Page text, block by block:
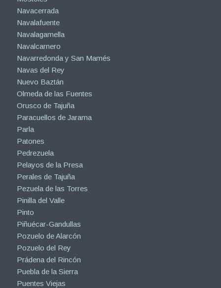
Navacerrada
Navalafuente
Navalagamella
Navalcarnero
Navarredonda y San Mamés
Navas del Rey
Nuevo Baztán
Olmeda de las Fuentes
Orusco de Tajuña
Paracuellos de Jarama
Parla
Patones
Pedrezuela
Pelayos de la Presa
Perales de Tajuña
Pezuela de las Torres
Pinilla del Valle
Pinto
Piñuécar-Gandullas
Pozuelo de Alarcón
Pozuelo del Rey
Prádena del Rincón
Puebla de la Sierra
Puentes Viejas